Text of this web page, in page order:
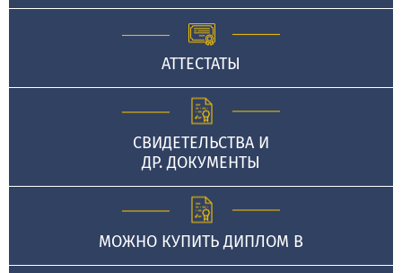
АТТЕСТАТЫ
СВИДЕТЕЛЬСТВА И
ДР. ДОКУМЕНТЫ
МОЖНО КУПИТЬ ДИПЛОМ В